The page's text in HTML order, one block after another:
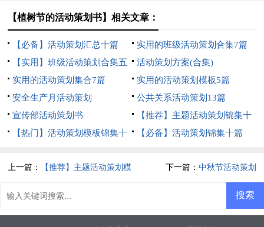
【植树节的活动策划书】相关文章：
【必备】活动策划汇总十篇
实用的班级活动策划合集7篇
【实用】班级活动策划合集五
篇
活动策划方案(合集)
实用的活动策划集合7篇
实用的活动策划模板5篇
安全生产月活动策划
公共关系活动策划13篇
宣传部活动策划书
【推荐】主题活动策划锦集十
篇
【热门】活动策划模板锦集十
【必备】活动策划锦集十篇
上一篇： 【推荐】主题活动策划模 下一篇： 中秋节活动策划